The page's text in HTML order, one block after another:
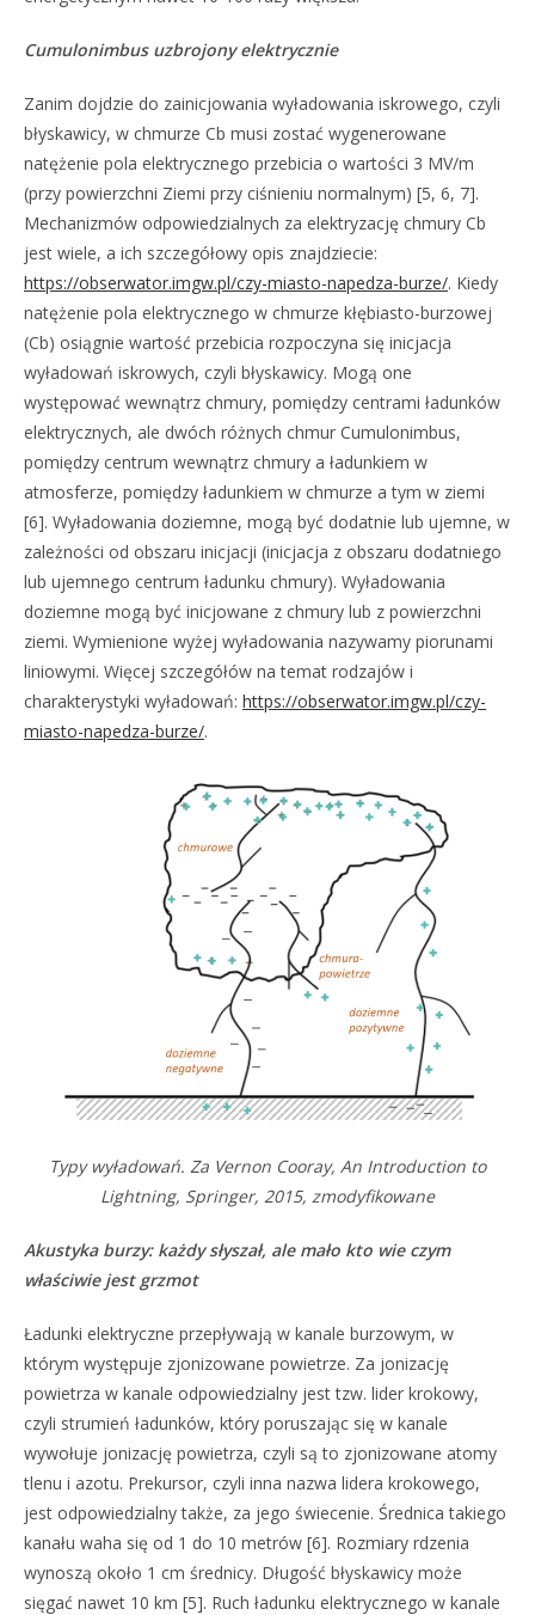
Cumulonimbus uzbrojony elektrycznie
Zanim dojdzie do zainicjowania wyładowania iskrowego, czyli
błyskawicy, w chmurze Cb musi zostać wygenerowane
natężenie pola elektrycznego przebicia o wartości 3 MV/m
(przy powierzchni Ziemi przy ciśnieniu normalnym) [5, 6, 7].
Mechanizmów odpowiedzialnych za elektryzację chmury Cb
jest wiele, a ich szczegółowy opis znajdziecie:
https://obserwator.imgw.pl/czy-miasto-napedza-burze/. Kiedy
natężenie pola elektrycznego w chmurze kłębiasto-burzowej
(Cb) osiągnie wartość przebicia rozpoczyna się inicjacja
wyładowań iskrowych, czyli błyskawicy. Mogą one
występować wewnątrz chmury, pomiędzy centrami ładunków
elektrycznych, ale dwóch różnych chmur Cumulonimbus,
pomiędzy centrum wewnątrz chmury a ładunkiem w
atmosferze, pomiędzy ładunkiem w chmurze a tym w ziemi
[6]. Wyładowania doziemne, mogą być dodatnie lub ujemne, w
zależności od obszaru inicjacji (inicjacja z obszaru dodatniego
lub ujemnego centrum ładunku chmury). Wyładowania
doziemne mogą być inicjowane z chmury lub z powierzchni
ziemi. Wymienione wyżej wyładowania nazywamy piorunami
liniowymi. Więcej szczegółów na temat rodzajów i
charakterystyki wyładowań: https://obserwator.imgw.pl/czy-
miasto-napedza-burze/.
Typy wyładowań. Za Vernon Cooray, An Introduction to
Lightning, Springer, 2015, zmodyfikowane
Akustyka burzy: każdy słyszał, ale mało kto wie czym
właściwie jest grzmot
Ładunki elektryczne przepływają w kanale burzowym, w
którym występuje zjonizowane powietrze. Za jonizację
powietrza w kanale odpowiedzialny jest tzw. lider krokowy,
czyli strumień ładunków, który poruszając się w kanale
wywołuje jonizację powietrza, czyli są to zjonizowane atomy
tlenu i azotu. Prekursor, czyli inna nazwa lidera krokowego,
jest odpowiedzialny także, za jego świecenie. Średnica takiego
kanału waha się od 1 do 10 metrów [6]. Rozmiary rdzenia
wynoszą około 1 cm średnicy. Długość błyskawicy może
sięgać nawet 10 km [5]. Ruch ładunku elektrycznego w kanale